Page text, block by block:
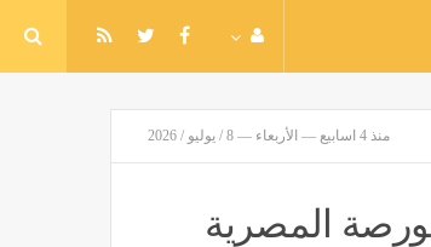
منذ 4 اسابيع — الأربعاء — 8 / يوليو / 2026
المصرية